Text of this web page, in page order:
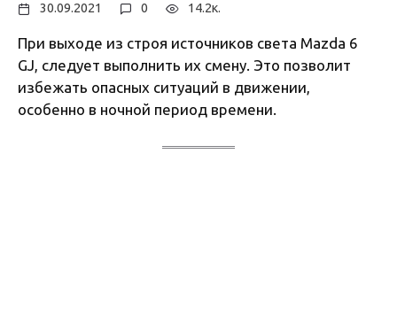
30.09.2021 0 14.2к.
При выходе из строя источников света Mazda 6
GJ, следует выполнить их смену. Это позволит
избежать опасных ситуаций в движении,
особенно в ночной период времени.